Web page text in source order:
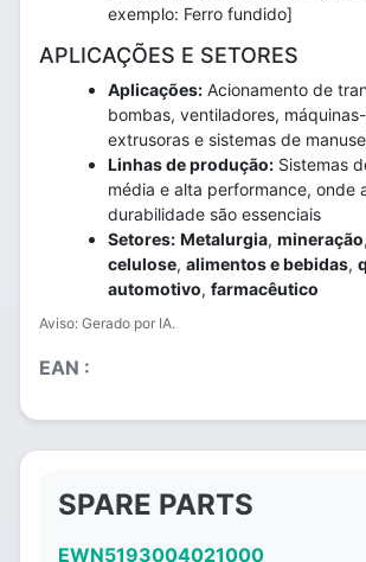
exemplo: Ferro fundido]
APLICAÇÕES E SETORES
Aplicações: Acionamento de
bombas, ventiladores,
extrusoras e sistemas de
Linhas de produção: Sistemas
média e alta performance, onde
durabilidade são essenciais
Setores: Metalurgia, mineração,
celulose, alimentos e bebidas,
automotivo, farmacêutico
Aviso: Gerado por IA.
EAN :
SPARE PARTS
EWN5193004021000